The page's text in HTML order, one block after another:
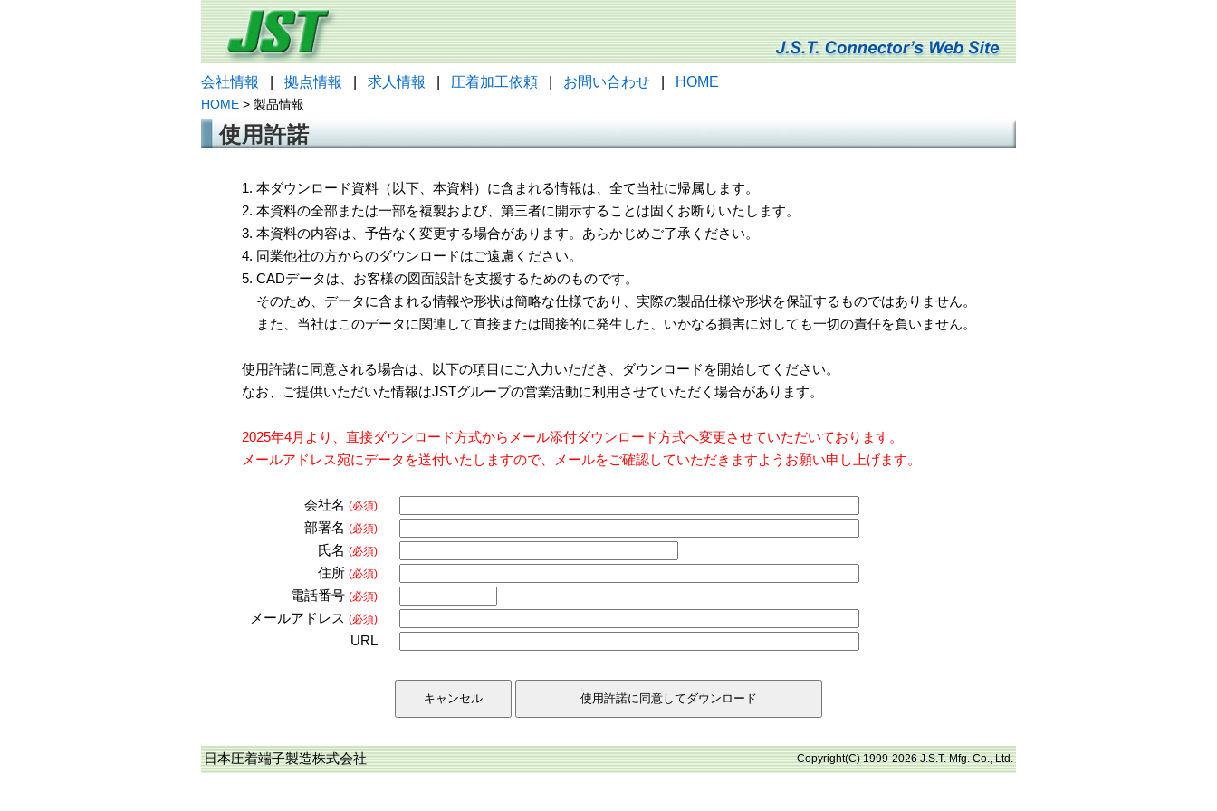
会社情報 拠点情報 求人情報 圧着加工依頼 お問い合わせ HOME
HOME > 製品情報
使用許諾
1. 本ダウンロード資料（以下、本資料）に含まれる情報は、全て当社に帰属します。
2. 本資料の全部または一部を複製および、第三者に開示することは固くお断りいたします。
3. 本資料の内容は、予告なく変更する場合があります。あらかじめご了承ください。
4. 同業他社の方からのダウンロードはご遠慮ください。
5. CADデータは、お客様の図面設計を支援するためのものです。
そのため、データに含まれる情報や形状は簡略な仕様であり、実際の製品仕様や形状を保証するものではありません。
また、当社はこのデータに関連して直接または間接的に発生した、いかなる損害に対しても一切の責任を負いません。
使用許諾に同意される場合は、以下の項目にご入力いただき、ダウンロードを開始してください。
なお、ご提供いただいた情報はJSTグループの営業活動に利用させていただく場合があります。
2025年4月より、直接ダウンロード方式からメール添付ダウンロード方式へ変更させていただいております。
メールアドレス宛にデータを送付いたしますので、メールをご確認していただきますようお願い申し上げます。
会社名 (必須)
部署名 (必須)
氏名 (必須)
住所 (必須)
電話番号 (必須)
メールアドレス (必須)
URL
日本圧着端子製造株式会社 Copyright(C) 1999-2026 J.S.T. Mfg. Co., Ltd.